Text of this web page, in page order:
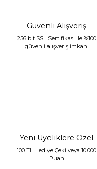
Güvenli Alışveriş
256 bit SSL Sertifikası ile %100
güvenli alışveriş imkanı
Yeni Üyeliklere Özel
100 TL Hediye Çeki veya 10.000
Puan